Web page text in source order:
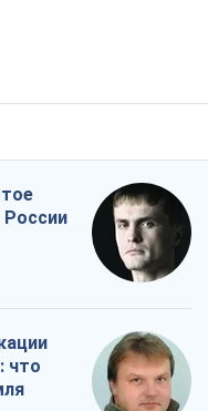
России
что